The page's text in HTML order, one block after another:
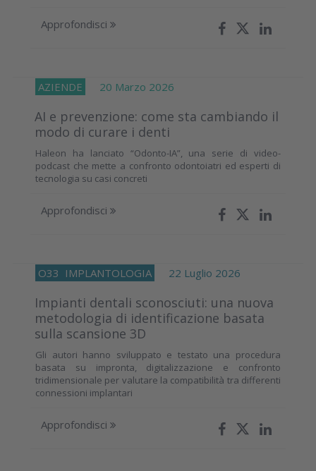
Approfondisci
AZIENDE 20 Marzo 2026
AI e prevenzione: come sta cambiando il
modo di curare i denti
Haleon ha lanciato “Odonto-IA”, una serie di video-
podcast che mette a confronto odontoiatri ed esperti di
tecnologia su casi concreti
Approfondisci
O33 IMPLANTOLOGIA 22 Luglio 2026
Impianti dentali sconosciuti: una nuova
metodologia di identificazione basata
sulla scansione 3D
Gli autori hanno sviluppato e testato una procedura
basata su impronta, digitalizzazione e confronto
tridimensionale per valutare la compatibilità tra differenti
connessioni implantari
Approfondisci